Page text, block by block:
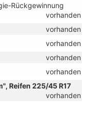
Rückgewinnung
vorhanden
vorhanden
vorhanden
vorhanden
vorhanden
Reifen 225/45 R17
vorhanden